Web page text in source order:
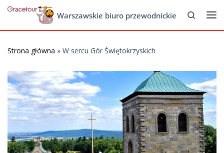
Skip to contentWarszawskie biuro przewodnickie
Search
Strona główna » W sercu Gór Świętokrzyskich